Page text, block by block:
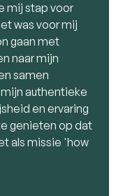
mij stap voor
was voor mij
gaan met
naar mijn
samen
authentieke
en ervaring
genieten op dat
als missie 'how